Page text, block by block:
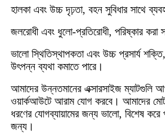
হালকা এবং উচ্চ দৃঢ়তা, বহন সুবিধার সাথে
জলরোধী এবং ধুলো-প্রতিরোধী, পরিষ্কার করা
ভালো স্থিতিস্থাপকতা এবং উচ্চ প্রসার্য
উৎপন্ন ব্যথা কমাতে পারে।
আমাদের উন্নতমানের এক্সারসাইজ ম্যাটগুলি
ওয়ার্কআউটে আরাম যোগ করবে। আমাদের
ধরণের যোগব্যায়ামের জন্য ভালো, বিশেষ করে
জন্য।